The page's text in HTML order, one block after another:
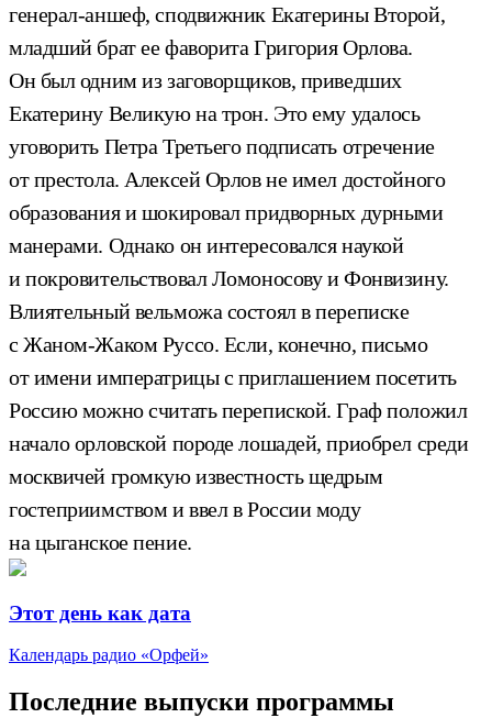
генерал-аншеф, сподвижник Екатерины Второй,
младший брат ее фаворита Григория Орлова.
Он был одним из заговорщиков, приведших
Екатерину Великую на трон. Это ему удалось
уговорить Петра Третьего подписать отречение
от престола. Алексей Орлов не имел достойного
образования и шокировал придворных дурными
манерами. Однако он интересовался наукой
и покровительствовал Ломоносову и Фонвизину.
Влиятельный вельможа состоял в переписке
с Жаном-Жаком Руссо. Если, конечно, письмо
от имени императрицы с приглашением посетить
Россию можно считать перепиской. Граф положил
начало орловской породе лошадей, приобрел среди
москвичей громкую известность щедрым
гостеприимством и ввел в России моду
на цыганское пение.
Этот день как дата
Календарь радио «Орфей»
Последние выпуски программы